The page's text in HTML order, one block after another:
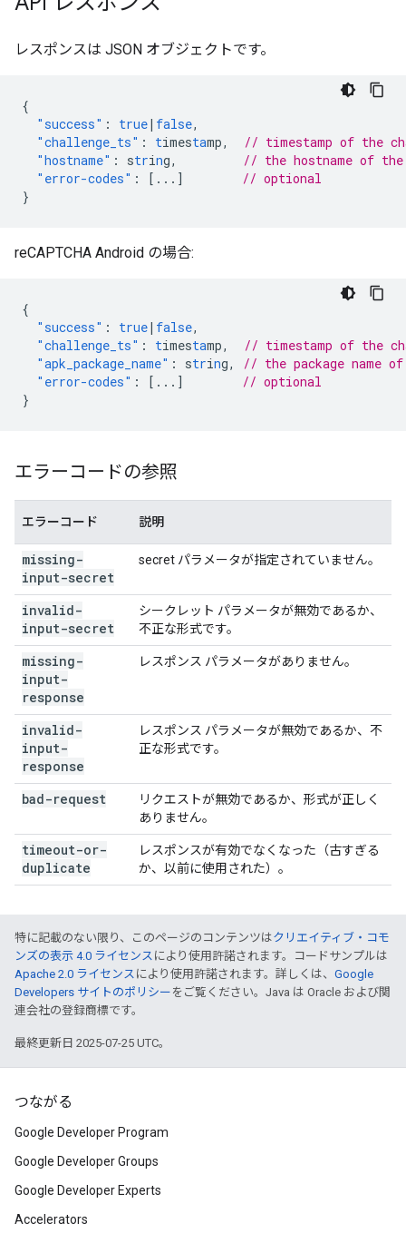
レスポンスは JSON オブジェクトです。
{
"success" : true| false,
"challenge_ts" : timestamp,
// timestamp of the
"hostname" : string,
// the hostname of the
"error-codes" : [ ... ]
// optional
}
reCAPTCHA Android の場合:
{
"success" : true| false,
"challenge_ts" : timestamp,
// timestamp of the
"apk_package_name" : string,
// the package name of
"error-codes" : [ ... ]
// optional
}
エラーコードの参照
エラーコード 説明
missing-
input-secret
secret パラメータが指定されていません。
invalid-
input-secret
シークレット パラメータが無効であるか、
不正な形式です。
missing-
input-
response
レスポンス パラメータがありません。
invalid-
input-
response
レスポンス パラメータが無効であるか、不
正な形式です。
bad-request
リクエストが無効であるか、形式が正しく
ありません。
timeout-or-
duplicate
レスポンスが有効でなくなった（古すぎる
か、以前に使用された）。
特に記載のない限り、このページのコンテンツはクリエイティブ・コモ
ンズの表示 4.0 ライセンス により使用許諾されます。コードサンプルは
Apache 2.0 ライセンス により使用許諾されます。詳しくは、 Google
Developers サイトのポリシー をご覧ください。Java は Oracle および関
連会社の登録商標です。
最終更新日 2025-07-25 UTC。
つながる
Google Developer Program
Google Developer Groups
Google Developer Experts
Accelerators